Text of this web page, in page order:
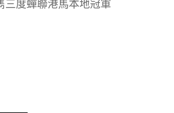
三度蟬聯港馬本地冠軍